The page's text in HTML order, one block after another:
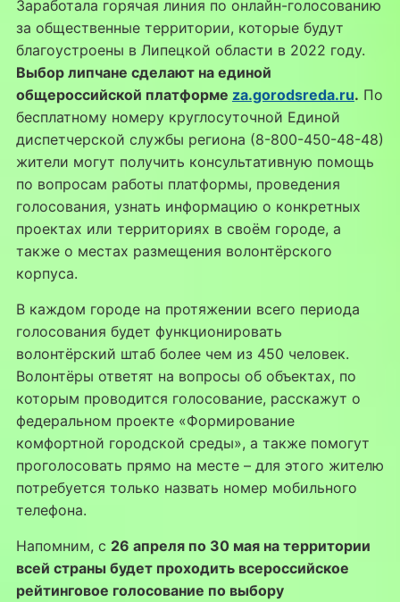
Заработала горячая линия по онлайн-голосованию
за общественные территории, которые будут
благоустроены в Липецкой области в 2022 году.
Выбор липчане сделают на единой
общероссийской платформе za.gorodsreda.ru. По
бесплатному номеру круглосуточной Единой
диспетчерской службы региона (8-800-450-48-48)
жители могут получить консультативную помощь
по вопросам работы платформы, проведения
голосования, узнать информацию о конкретных
проектах или территориях в своём городе, а
также о местах размещения волонтёрского
корпуса.
В каждом городе на протяжении всего периода
голосования будет функционировать
волонтёрский штаб более чем из 450 человек.
Волонтёры ответят на вопросы об объектах, по
которым проводится голосование, расскажут о
федеральном проекте «Формирование
комфортной городской среды», а также помогут
проголосовать прямо на месте – для этого жителю
потребуется только назвать номер мобильного
телефона.
Напомним, с 26 апреля по 30 мая на территории
всей страны будет проходить всероссийское
рейтинговое голосование по выбору